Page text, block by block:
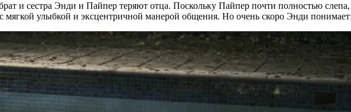
и сестра Энди и Пайпер теряют отца. Поскольку Пайпер почти полностью
улыбкой и эксцентричной манерой общения. Но очень скоро Энди